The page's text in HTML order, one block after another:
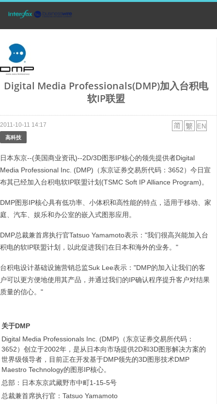
Digital Media Professionals(DMP)加入台积电
软IP联盟
2011-10-11 14:17
高科技
日本东京--(美国商业资讯)--2D/3D图形IP核心的领先提供者Digital
Media Professional Inc. (DMP)（东京证券交易所代码：3652）今日宣
布其已经加入台积电软IP联盟计划(TSMC Soft IP Alliance Program)。
DMP图形IP核心具有低功率、小体积和高性能的特点，适用于移动、家
庭、汽车、娱乐和办公室的嵌入式图形应用。
DMP总裁兼首席执行官Tatsuo Yamamoto表示："我们很高兴能加入台
积电的软IP联盟计划，以此促进我们在日本和海外的业务。"
台积电设计基础设施营销总监Suk Lee表示："DMP的加入让我们的客
户可以更方便地使用其产品，并通过我们的IP确认程序提升客户对结果
质量的信心。"
关于DMP
Digital Media Professionals Inc. (DMP)（东京证券交易所代码：
3652）创立于2002年，是从日本向市场提供2D和3D图形解决方案的
世界级领导者，目前正在开发基于DMP领先的3D图形技术DMP
Maestro Technology的图形IP核心。
总部：日本东京武藏野市中町1-15-5号
总裁兼首席执行官：Tatsuo Yamamoto